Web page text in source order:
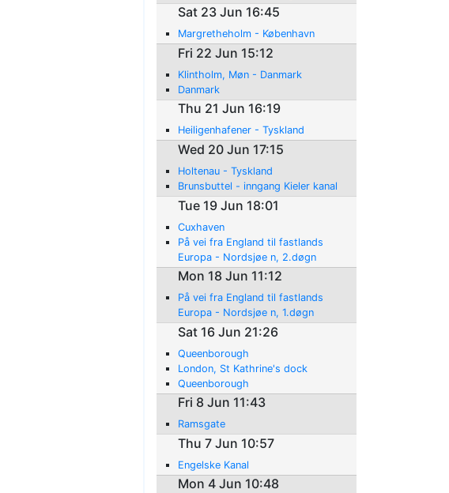
Sat 23 Jun 16:45
Margretheholm - København
Fri 22 Jun 15:12
Klintholm, Møn - Danmark
Danmark
Thu 21 Jun 16:19
Heiligenhafener - Tyskland
Wed 20 Jun 17:15
Holtenau - Tyskland
Brunsbuttel - inngang Kieler kanal
Tue 19 Jun 18:01
Cuxhaven
På vei fra England til fastlands
Europa - Nordsjøe n, 2.døgn
Mon 18 Jun 11:12
På vei fra England til fastlands
Europa - Nordsjøe n, 1.døgn
Sat 16 Jun 21:26
Queenborough
London, St Kathrine's dock
Queenborough
Fri 8 Jun 11:43
Ramsgate
Thu 7 Jun 10:57
Engelske Kanal
Mon 4 Jun 10:48